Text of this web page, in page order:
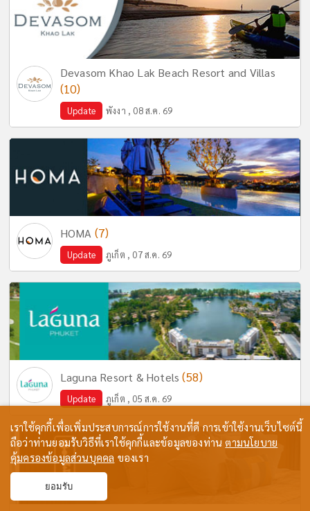
Devasom Khao Lak Beach Resort and Villas
(10)
Update พังงา , 08 ส.ค. 69
HOMA (7)
Update ภูเก็ต , 07 ส.ค. 69
Laguna Resort & Hotels(58)
Update ภูเก็ต , 05 ส.ค. 69
เราใช้คุกกี้เพื่อเพิ่มประสบการณ์การใช้งานที่ดี การเข้าใช้งานเว็บไซต์นี้
ถือว่าท่านยอมรับวิธีที่เราใช้คุกกี้และข้อมูลของท่านตามนโยบาย
คุ้มครองข้อมูลส่วนบุคคล ของเรา
ยอมรับ